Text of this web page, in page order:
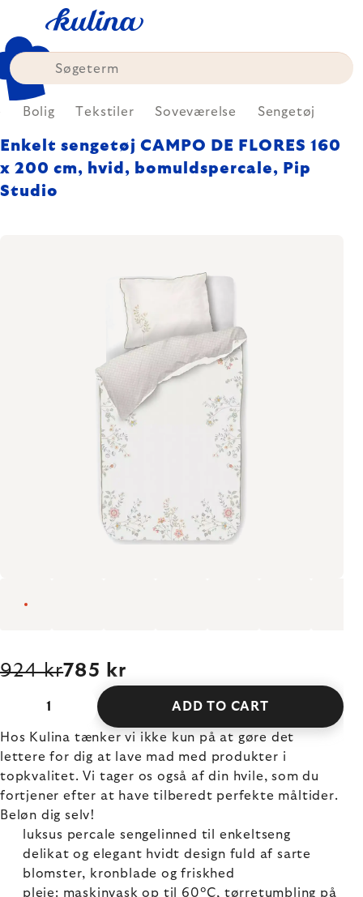
content
Bolig Tekstiler Soveværelse Sengetøj
Enkelt sengetøj CAMPO DE FLORES 160
x 200 cm, hvid, bomuldspercale, Pip
Studio
924 kr785 kr
ADD TO CART
Hos Kulina tænker vi ikke kun på at gøre det
lettere for dig at lave mad med produkter i
topkvalitet. Vi tager os også af din hvile, som du
fortjener efter at have tilberedt perfekte måltider.
Beløn dig selv!
luksus percale sengelinned til enkeltseng
delikat og elegant hvidt design fuld af sarte
blomster, kronblade og friskhed
pleje: maskinvask op til 60°C, tørretumbling på